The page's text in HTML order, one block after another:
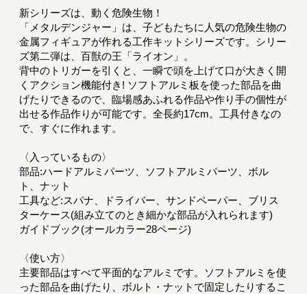
新シリーズは、動く危険生物！
「メタルデンジャー」は、子どもたちに人気の危険生物の
金属フィギュアが作れる工作キットシリーズです。シリー
ズ第二弾は、百獣の王「ライオン」。
背中のトリガーを引くと、一瞬で頭を上げて口が大きく開
くアクション機能付き! ソフトアルミ板を使った部品を曲
げたりできるので、臨場感あふれる作品や作り手の個性が
出せる作品作りが可能です。全長約17cm。工具付きなの
で、すぐに作れます。
〈入っているもの〉
部品:ハードアルミパーツ、ソフトアルミパーツ、ボル
ト、ナット
工具など:スパナ、ドライバー、サンドペーパー、ブリス
ターケース(組み立てのとき細かな部品が入れられます)
ガイドブック(オールカラー28ページ)
〈使い方〉
主要部品はすべて平面的なアルミです。ソフトアルミを使
った部品を曲げたり、ボルト・ナットで固定したりするこ